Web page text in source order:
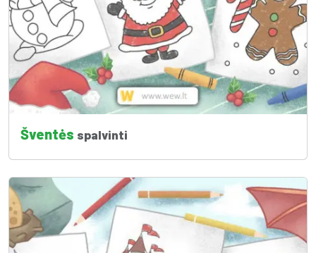
Šventės spalvinti